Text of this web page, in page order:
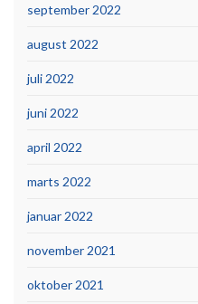
september 2022
august 2022
juli 2022
juni 2022
april 2022
marts 2022
januar 2022
november 2021
oktober 2021